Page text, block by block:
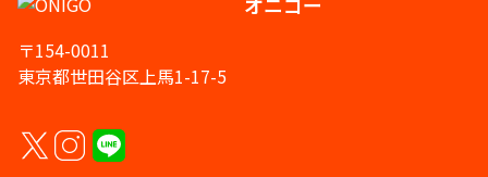
〒154-0011
東京都世田谷区上馬1-17-5